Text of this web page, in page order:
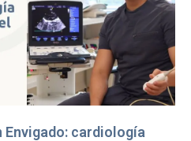
cardiología